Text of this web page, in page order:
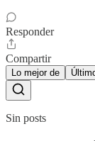
Responder
Compartir
Lo mejor de
Sin posts